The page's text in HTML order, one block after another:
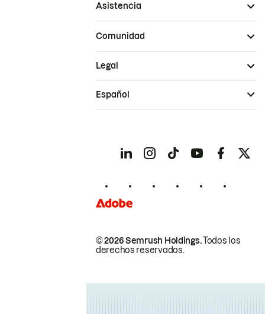
Asistencia
Comunidad
© 2026 Semrush Holdings.Todos los
derechos reservados.
Legal
Español